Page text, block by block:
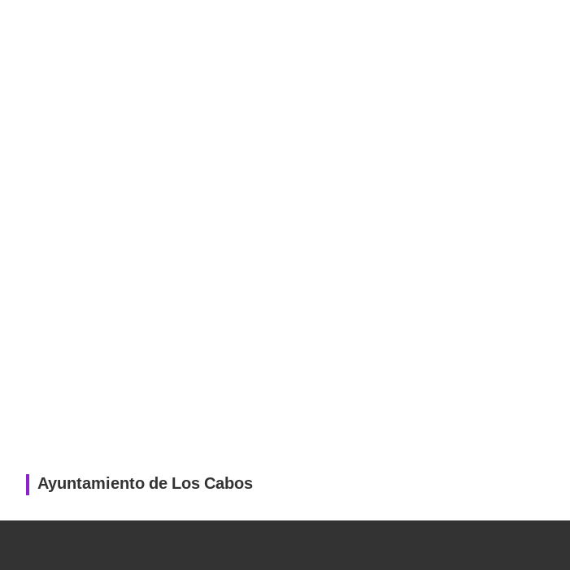
Ayuntamiento de Los Cabos